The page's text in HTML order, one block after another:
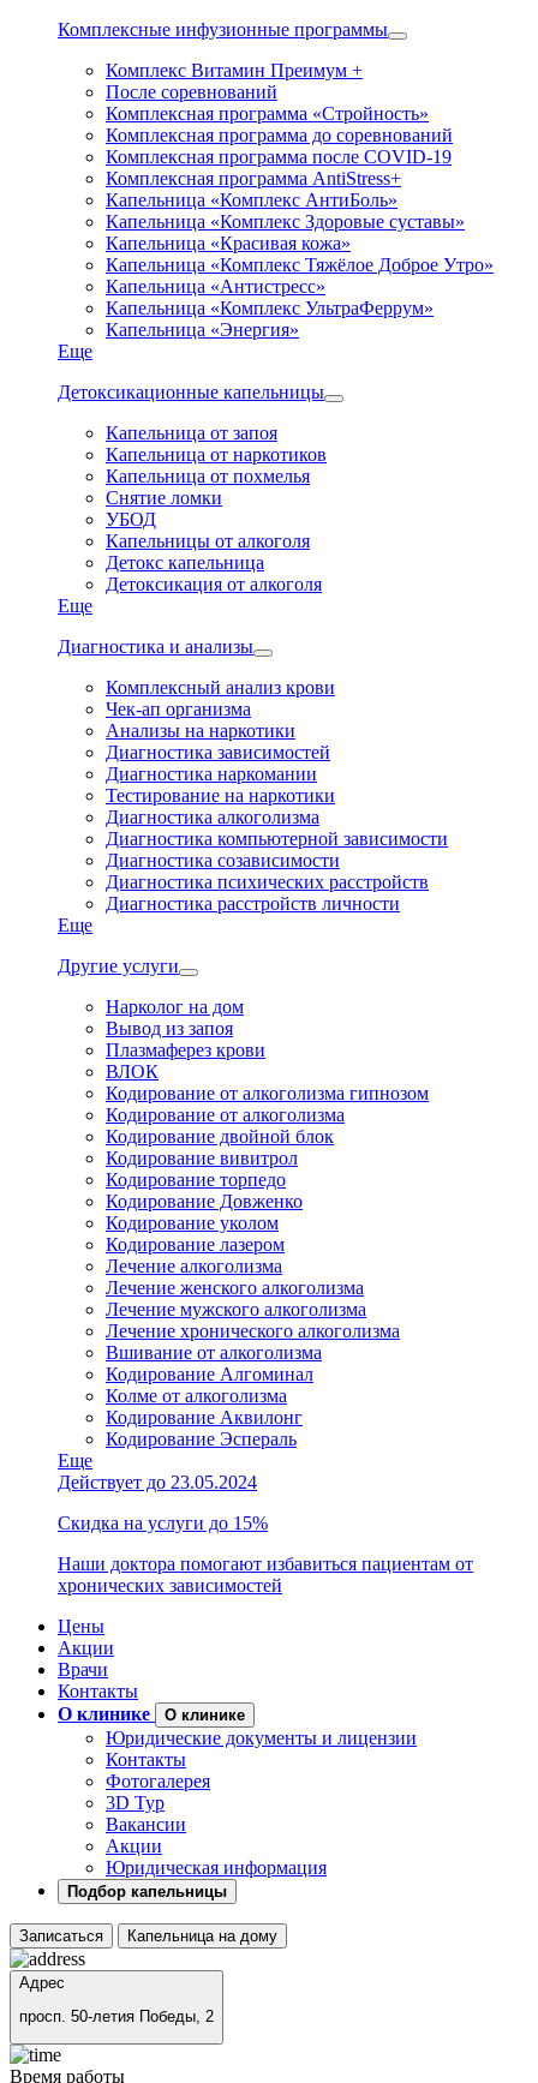
Комплексные инфузионные программы
Комплекс Витамин Преимум +
После соревнований
Комплексная программа «Стройность»
Комплексная программа до соревнований
Комплексная программа после COVID-19
Комплексная программа AntiStress+
Капельница «Комплекс АнтиБоль»
Капельница «Комплекс Здоровые суставы»
Капельница «Красивая кожа»
Капельница «Комплекс Тяжёлое Доброе Утро»
Капельница «Антистресс»
Капельница «Комплекс УльтраФеррум»
Капельница «Энергия»
Еще
Детоксикационные капельницы
Капельница от запоя
Капельница от наркотиков
Капельница от похмелья
Снятие ломки
УБОД
Капельницы от алкоголя
Детокс капельница
Детоксикация от алкоголя
Еще
Диагностика и анализы
Комплексный анализ крови
Чек-ап организма
Анализы на наркотики
Диагностика зависимостей
Диагностика наркомании
Тестирование на наркотики
Диагностика алкоголизма
Диагностика компьютерной зависимости
Диагностика созависимости
Диагностика психических расстройств
Диагностика расстройств личности
Еще
Другие услуги
Нарколог на дом
Вывод из запоя
Плазмаферез крови
ВЛОК
Кодирование от алкоголизма гипнозом
Кодирование от алкоголизма
Кодирование двойной блок
Кодирование вивитрол
Кодирование торпедо
Кодирование Довженко
Кодирование уколом
Кодирование лазером
Лечение алкоголизма
Лечение женского алкоголизма
Лечение мужского алкоголизма
Лечение хронического алкоголизма
Вшивание от алкоголизма
Кодирование Алгоминал
Колме от алкоголизма
Кодирование Аквилонг
Кодирование Эспераль
Еще
Действует до 23.05.2024
Скидка на услуги до 15%
Наши доктора помогают избавиться пациентам от
хронических зависимостей
Цены
Акции
Врачи
Контакты
О клинике
О клинике
Юридические документы и лицензии
Контакты
Фотогалерея
3D Тур
Вакансии
Акции
Юридическая информация
Подбор капельницы
Записаться Капельница на дому
Адрес
просп. 50-летия Победы, 2
Время работы